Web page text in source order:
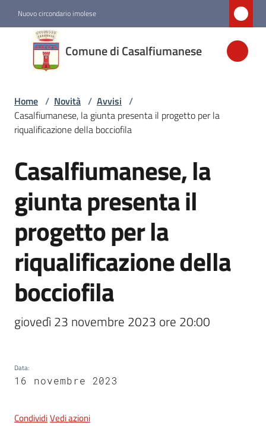
Nuovo circondario imolese
Comune di Casalfiumanese
Comune di
Casalfiumanese
Amministrazione
Vivere
Casalfiumanese
line
gli
Home / Novità / Avvisi /
Casalfiumanese, la giunta presenta il progetto per la
riqualificazione della bocciofila
Salta al contenuto
Casalfiumanese, la
giunta presenta il
progetto per la
riqualificazione della
bocciofila
giovedì 23 novembre 2023 ore 20:00
Data:
16 novembre 2023
CondividiVedi azioni